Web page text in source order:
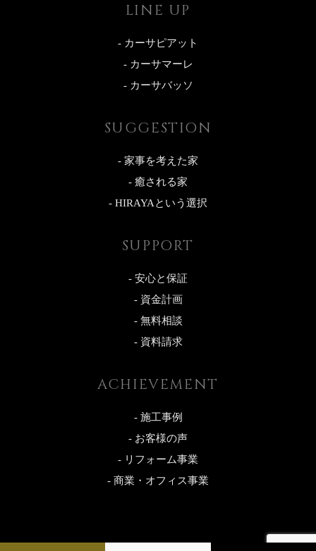
LINE UP
- カーサピアット
- カーサマーレ
- カーサバッソ
SUGGESTION
- 家事を考えた家
- 癒される家
- HIRAYAという選択
SUPPORT
- 安心と保証
- 資金計画
- 無料相談
- 資料請求
ACHIEVEMENT
- 施工事例
- お客様の声
- リフォーム事業
- 商業・オフィス事業